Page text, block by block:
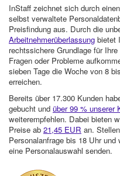
InStaff zeichnet sich durch
selbst verwaltete
Preisfindung aus. Durch die
Arbeitnehmerüberlassung bietet
rechtssichere Grundlage für
Fragen oder Probleme
sieben Tage die Woche von 8
erreichen.
Bereits über 17.300 Kunden
gebucht und über 99 % unserer
weiterempfehlen. Dabei bieten
Preise ab 21,45 EUR an.
Personalanfrage bis 18 Uhr
eine Personalauswahl senden.